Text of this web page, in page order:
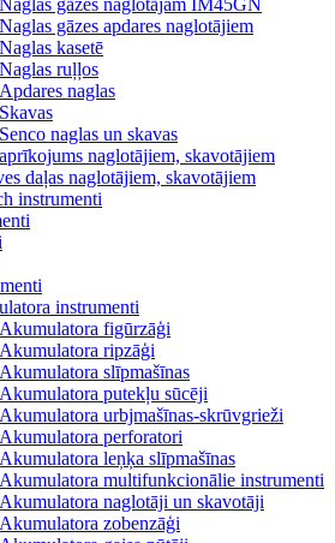
Naglas gāzes naglotājam IM45GN
Naglas gāzes apdares naglotājiem
Naglas kasetē
Naglas ruļļos
Apdares naglas
Skavas
Senco naglas un skavas
naglotājiem, skavotājiem
daļas naglotājiem, skavotājiem
instrumenti
instrumenti
Akumulatora figūrzāģi
Akumulatora ripzāģi
Akumulatora slīpmašīnas
Akumulatora putekļu sūcēji
Akumulatora urbjmašīnas-skrūvgrieži
Akumulatora perforatori
Akumulatora leņķa slīpmašīnas
Akumulatora multifunkcionālie instrumenti
Akumulatora naglotāji un skavotāji
Akumulatora zobenzāģi